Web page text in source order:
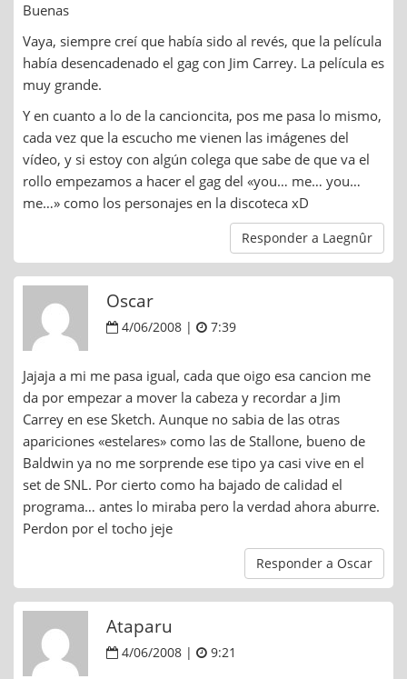
Buenas
Vaya, siempre creí que había sido al revés, que la película
había desencadenado el gag con Jim Carrey. La película es
muy grande.
Y en cuanto a lo de la cancioncita, pos me pasa lo mismo,
cada vez que la escucho me vienen las imágenes del
vídeo, y si estoy con algún colega que sabe de que va el
rollo empezamos a hacer el gag del «you… me… you…
me…» como los personajes en la discoteca xD
Responder a Laegnûr
Oscar
4/06/2008 | 7:39
Jajaja a mi me pasa igual, cada que oigo esa cancion me
da por empezar a mover la cabeza y recordar a Jim
Carrey en ese Sketch. Aunque no sabia de las otras
apariciones «estelares» como las de Stallone, bueno de
Baldwin ya no me sorprende ese tipo ya casi vive en el
set de SNL. Por cierto como ha bajado de calidad el
programa… antes lo miraba pero la verdad ahora aburre.
Perdon por el tocho jeje
Responder a Oscar
Ataparu
4/06/2008 | 9:21